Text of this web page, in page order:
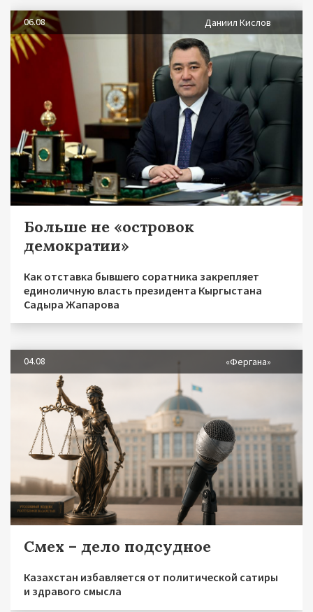
06.08 Даниил Кислов
Больше не «островок
демократии»
Как отставка бывшего соратника закрепляет
единоличную власть президента Кыргыстана
Садыра Жапарова
04.08 «Фергана»
Смех – дело подсудное
Казахстан избавляется от политической сатиры
и здравого смысла